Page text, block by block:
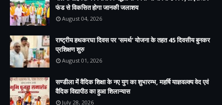
फंड से विकसित होगा जानकी जलाशय
August 04, 2026
राष्ट्रीय हथकरघा दिवस पर 'समर्थ' योजना के तहत 45 दिवसीय बुनकर
प्रशिक्षण शुरु
August 01, 2026
सण्डीला में वैदिक शिक्षा के नए युग का शुभारम्भ, महर्षि याज्ञवल्क्य वेद एवं
वैदिक विद्यापीठ का हुआ शिलान्यास
July 28, 2026